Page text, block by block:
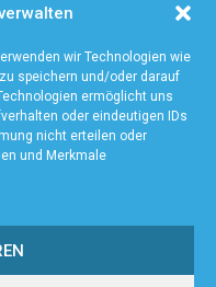
wir Technologien wie
speichern und/oder darauf
ermöglicht uns
oder eindeutigen IDs
nicht erteilen oder
und Merkmale
zu buchen?